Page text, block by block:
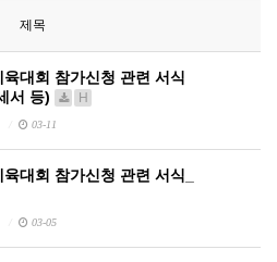
제목
대회 참가신청 관련 서식
서 등)
H
03-11
대회 참가신청 관련 서식_
03-05